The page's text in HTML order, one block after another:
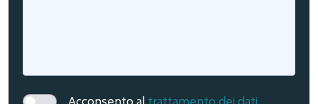
Acconsento al trattamento dei dati